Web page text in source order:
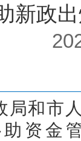
新政
局和市
助资金